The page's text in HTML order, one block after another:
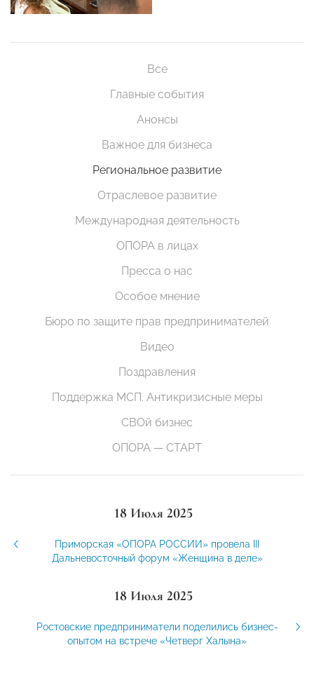
Все
Главные события
Анонсы
Важное для бизнеса
Региональное развитие
Отраслевое развитие
Международная деятельность
ОПОРА в лицах
Пресса о нас
Особое мнение
Бюро по защите прав предпринимателей
Видео
Поздравления
Поддержка МСП. Антикризисные меры
СВОй бизнес
ОПОРА — СТАРТ
18 Июля 2025
Приморская «ОПОРА РОССИИ» провела III
Дальневосточный форум «Женщина в деле»
18 Июля 2025
Ростовские предприниматели поделились бизнес-
опытом на встрече «Четверг Халына»